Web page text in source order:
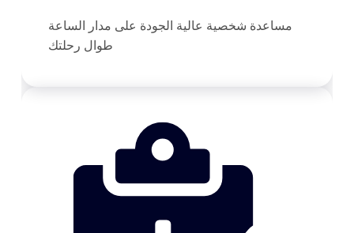
مساعدة شخصية عالية الجودة على مدار الساعة
طوال رحلتك